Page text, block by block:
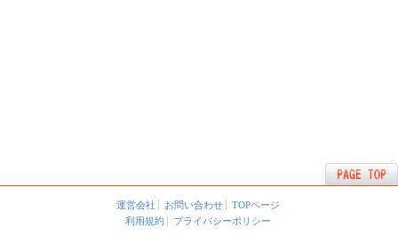
運営会社 お問い合わせ
TOPページ
利用規約
プライバシーポリシー